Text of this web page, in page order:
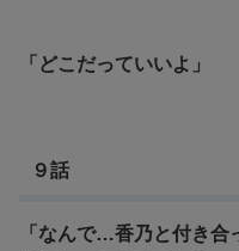
「どこだっていいよ」
９話
「なんで…香乃と付き合